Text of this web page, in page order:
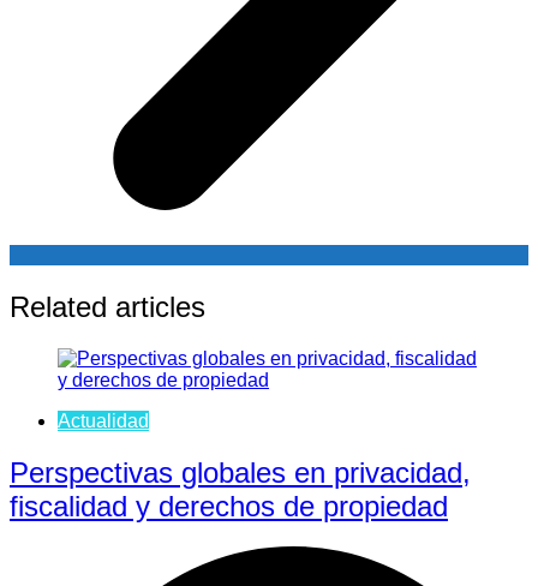
Related articles
Actualidad
Perspectivas globales en privacidad,
fiscalidad y derechos de propiedad